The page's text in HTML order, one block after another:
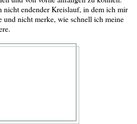
nicht endender Kreislauf, in dem ich mir
und nicht merke, wie schnell ich meine